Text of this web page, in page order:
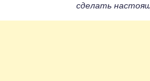
сделать